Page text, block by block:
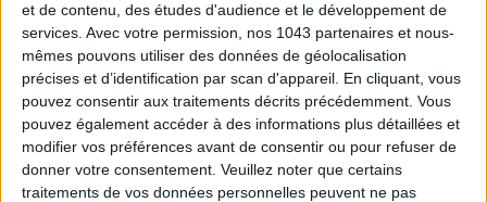
et de contenu, des études d'audience et le développement de
services. Avec votre permission, nos 1043 partenaires et nous-
mêmes pouvons utiliser des données de géolocalisation
précises et d’identification par scan d'appareil. En cliquant, vous
pouvez consentir aux traitements décrits précédemment. Vous
pouvez également accéder à des informations plus détaillées et
modifier vos préférences avant de consentir ou pour refuser de
donner votre consentement. Veuillez noter que certains
traitements de vos données personnelles peuvent ne pas
S'INSCRIRE